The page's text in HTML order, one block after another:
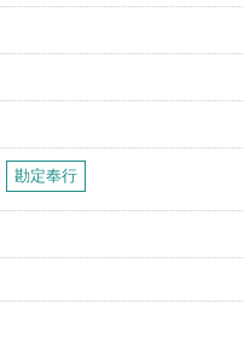
勘定奉行